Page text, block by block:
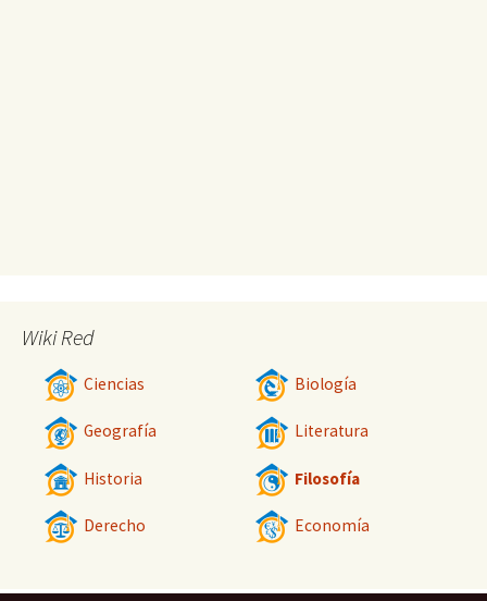
Wiki Red
Ciencias Biología
Geografía Literatura
Historia Filosofía
Derecho Economía